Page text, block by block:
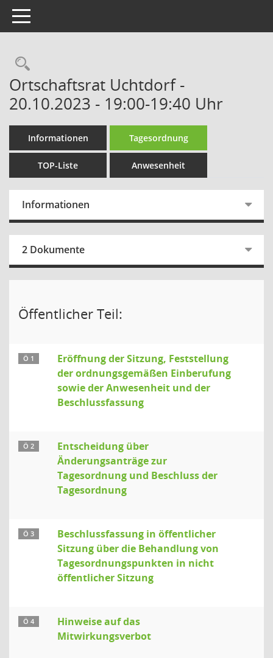
Toggle navigation
Rechercheauswahl
Ortschaftsrat Uchtdorf -
20.10.2023 - 19:00-19:40 Uhr
Informationen Tagesordnung
TOP-Liste Anwesenheit
Informationen
2 Dokumente
Öffentlicher Teil:
Ö 1
Eröffnung der Sitzung, Feststellung
der ordnungsgemäßen Einberufung
sowie der Anwesenheit und der
Beschlussfassung
Ö 2
Entscheidung über
Änderungsanträge zur
Tagesordnung und Beschluss der
Tagesordnung
Ö 3
Beschlussfassung in öffentlicher
Sitzung über die Behandlung von
Tagesordnungspunkten in nicht
öffentlicher Sitzung
Ö 4
Hinweise auf das
Mitwirkungsverbot